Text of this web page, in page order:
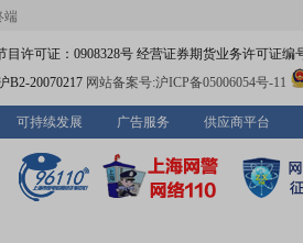
07-10
截止2026年07月10
股，质押总笔数20笔
07-03
端
许可证：0908328号 经营证券期货业务许可证编
B2-20070217 网站备案号:沪ICP备05006054号-11
可持续发展 广告服务 供应商平台